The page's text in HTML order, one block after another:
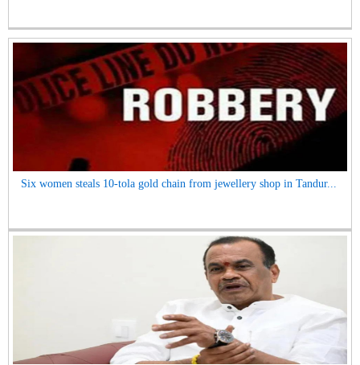
Six women steals 10-tola gold chain from jewellery shop in Tandur...